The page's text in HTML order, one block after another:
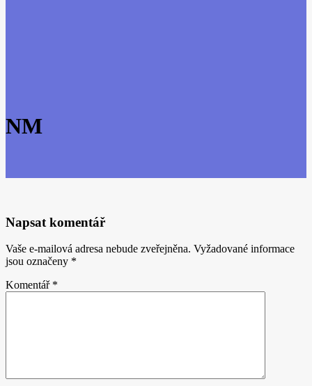
NM
Napsat komentář
Vaše e-mailová adresa nebude zveřejněna. Vyžadované informace
jsou označeny *
Komentář *